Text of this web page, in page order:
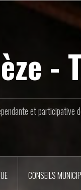
-
et participative
CONSEILS